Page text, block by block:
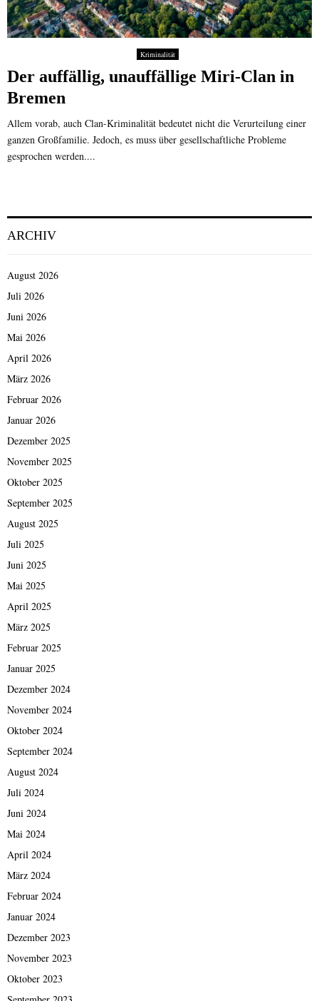
Kriminalität
Der auffällig, unauffällige Miri-Clan in
Bremen
Allem vorab, auch Clan-Kriminalität bedeutet nicht die Verurteilung einer
ganzen Großfamilie. Jedoch, es muss über gesellschaftliche Probleme
gesprochen werden....
ARCHIV
August 2026
Juli 2026
Juni 2026
Mai 2026
April 2026
März 2026
Februar 2026
Januar 2026
Dezember 2025
November 2025
Oktober 2025
September 2025
August 2025
Juli 2025
Juni 2025
Mai 2025
April 2025
März 2025
Februar 2025
Januar 2025
Dezember 2024
November 2024
Oktober 2024
September 2024
August 2024
Juli 2024
Juni 2024
Mai 2024
April 2024
März 2024
Februar 2024
Januar 2024
Dezember 2023
November 2023
Oktober 2023